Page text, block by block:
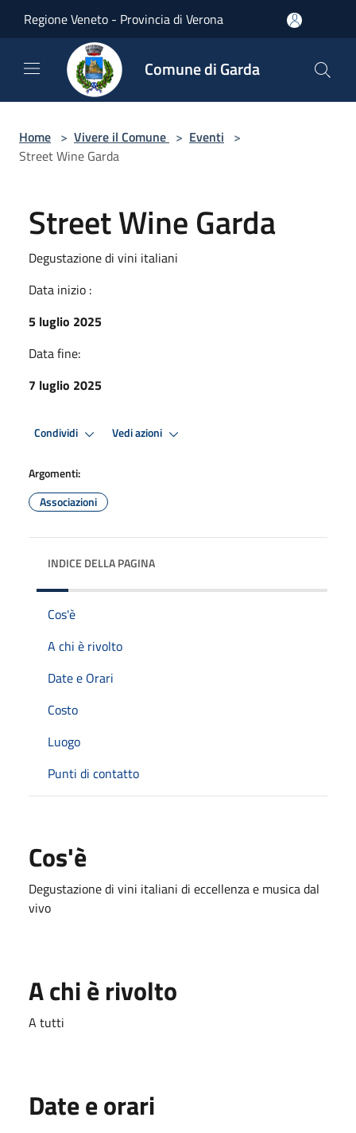
Regione Veneto - Provincia di Verona
Comune di Garda
Home > Vivere il Comune > Eventi >
Street Wine Garda
Street Wine Garda
Degustazione di vini italiani
Data inizio :
5 luglio 2025
Data fine:
7 luglio 2025
Condividi Vedi azioni
Argomenti:
Associazioni
INDICE DELLA PAGINA
Cos'è
A chi è rivolto
Date e Orari
Costo
Luogo
Punti di contatto
Cos'è
Degustazione di vini italiani di eccellenza e musica dal
vivo
A chi è rivolto
A tutti
Date e orari